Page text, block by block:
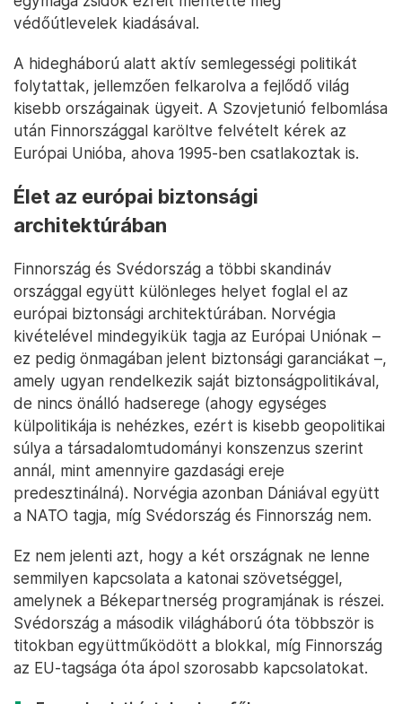
védőútlevelek kiadásával.
A hidegháború alatt aktív semlegességi politikát
folytattak, jellemzően felkarolva a fejlődő világ
kisebb országainak ügyeit. A Szovjetunió felbomlása
után Finnországgal karöltve felvételt kérek az
Európai Unióba, ahova 1995-ben csatlakoztak is.
Élet az európai biztonsági
architektúrában
Finnország és Svédország a többi skandináv
országgal együtt különleges helyet foglal el az
európai biztonsági architektúrában. Norvégia
kivételével mindegyikük tagja az Európai Uniónak –
ez pedig önmagában jelent biztonsági garanciákat –,
amely ugyan rendelkezik saját biztonságpolitikával,
de nincs önálló hadserege (ahogy egységes
külpolitikája is nehézkes, ezért is kisebb geopolitikai
súlya a társadalomtudományi konszenzus szerint
annál, mint amennyire gazdasági ereje
predesztinálná). Norvégia azonban Dániával együtt
a NATO tagja, míg Svédország és Finnország nem.
Ez nem jelenti azt, hogy a két országnak ne lenne
semmilyen kapcsolata a katonai szövetséggel,
amelynek a Békepartnerség programjának is részei.
Svédország a második világháború óta többször is
titokban együttműködött a blokkal, míg Finnország
az EU-tagsága óta ápol szorosabb kapcsolatokat.